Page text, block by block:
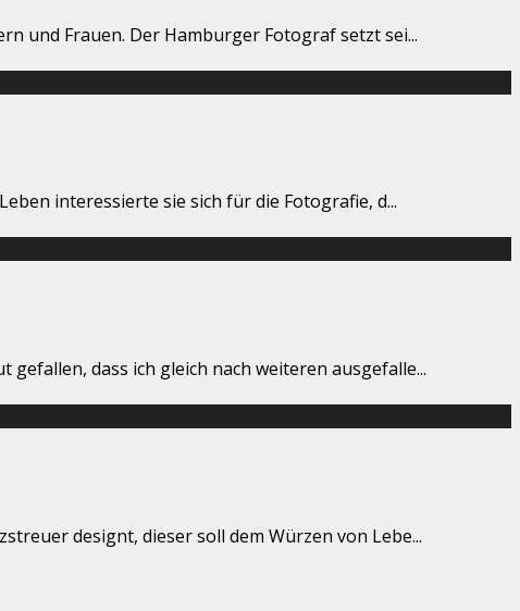
und Frauen. Der Hamburger Fotograf setzt sei...
interessierte sie sich für die Fotografie, d...
dass ich gleich nach weiteren ausgefalle...
designt, dieser soll dem Würzen von Lebe...